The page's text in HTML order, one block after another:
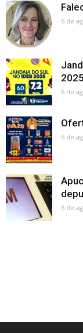
6 de
6 de
6 de
6 de